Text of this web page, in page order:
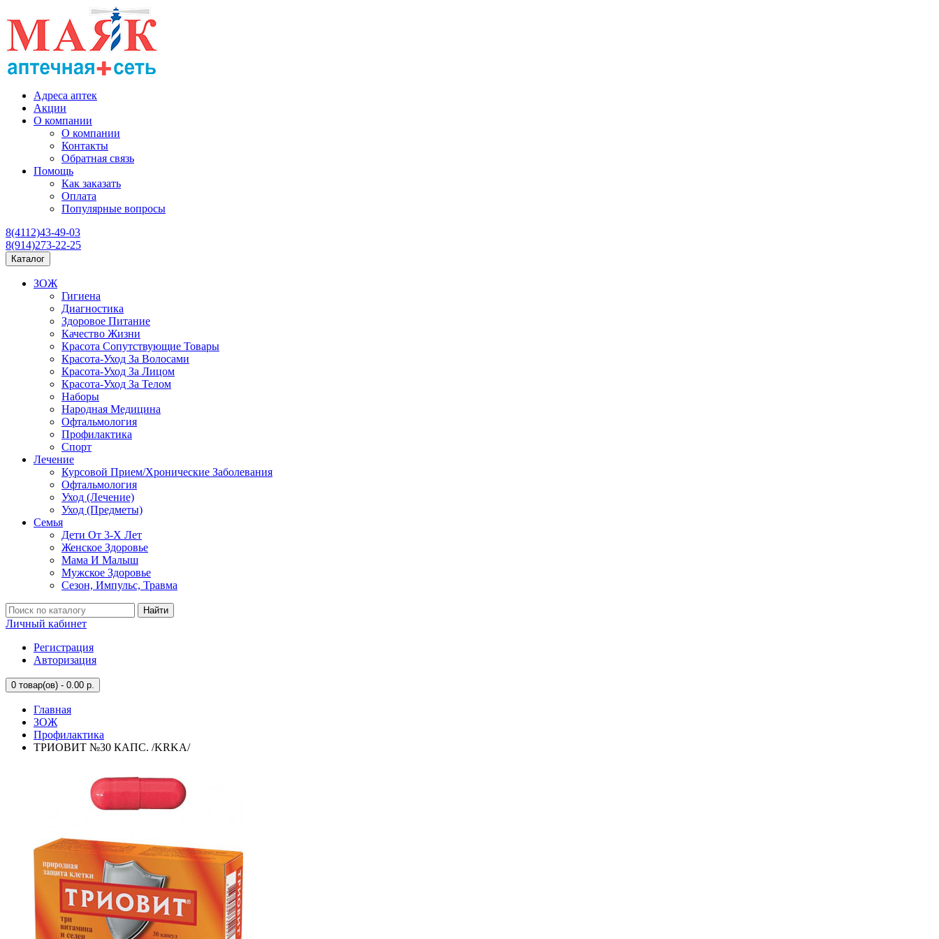
Адреса аптек
Акции
О компании
О компании
Контакты
Обратная связь
Помощь
Как заказать
Оплата
Популярные вопросы
8(4112)43-49-03
8(914)273-22-25
Каталог
ЗОЖ
Гигиена
Диагностика
Здоровое Питание
Качество Жизни
Красота Сопутствующие Товары
Красота-Уход За Волосами
Красота-Уход За Лицом
Красота-Уход За Телом
Наборы
Народная Медицина
Офтальмология
Профилактика
Спорт
Лечение
Курсовой Прием/Хронические Заболевания
Офтальмология
Уход (Лечение)
Уход (Предметы)
Семья
Дети От 3-Х Лет
Женское Здоровье
Мама И Малыш
Мужское Здоровье
Сезон, Импульс, Травма
Найти
Личный кабинет
Регистрация
Авторизация
0 товар(ов) - 0.00 р.
Главная
ЗОЖ
Профилактика
ТРИОВИТ №30 КАПС. /KRKA/